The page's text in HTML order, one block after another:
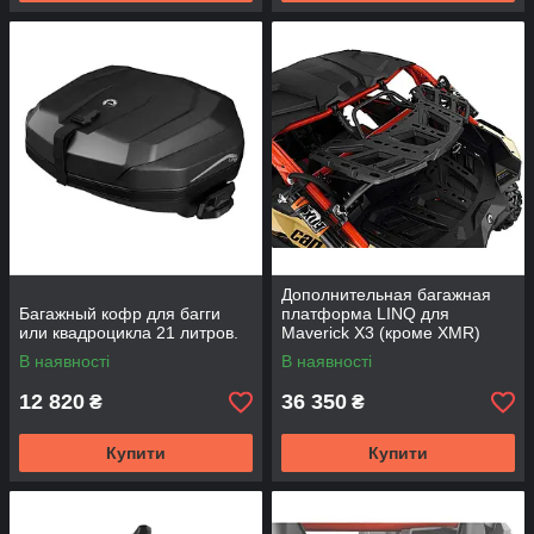
Багажный кофр для багги
или квадроцикла 21 литров.
В наявності
12 820 ₴
Купити
Дополнительная багажная
платформа LINQ для
Maverick X3 (кроме XMR)
В наявності
36 350 ₴
Купити